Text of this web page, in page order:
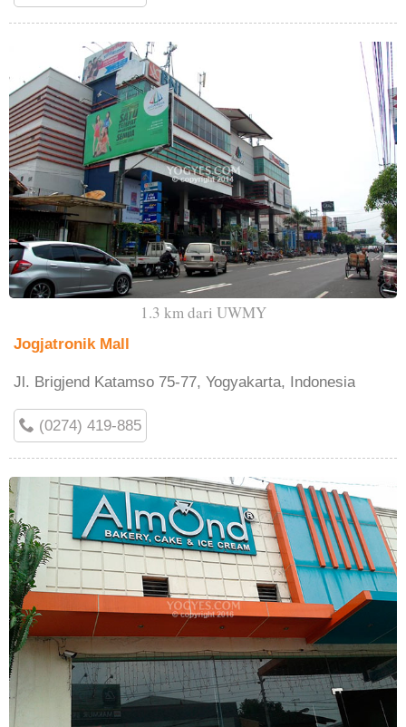
1.3 km dari UWMY
Jogjatronik Mall
Jl. Brigjend Katamso 75-77, Yogyakarta, Indonesia
(0274) 419-885